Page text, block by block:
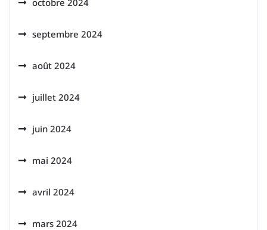
octobre 2024
septembre 2024
août 2024
juillet 2024
juin 2024
mai 2024
avril 2024
mars 2024